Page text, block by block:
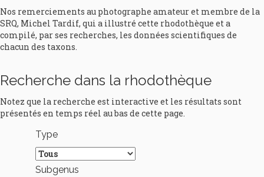
Nos remerciements au photographe amateur et membre de la
SRQ, Michel Tardif, qui a illustré cette rhodothèque et a
compilé, par ses recherches, les données scientifiques de
chacun des taxons.
Recherche dans la rhodothèque
Notez que la recherche est interactive et les résultats sont
présentés en temps réel au bas de cette page.
Type
Subgenus